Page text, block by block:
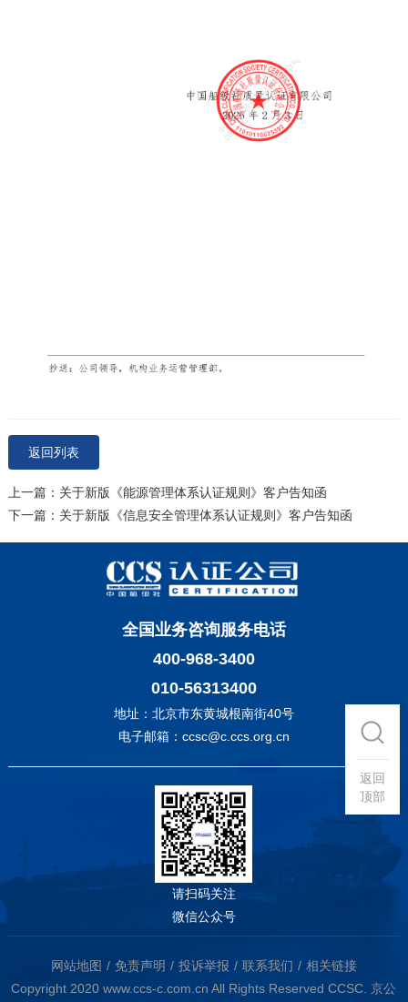
返回列表
上一篇：关于新版《能源管理体系认证规则》客户告知函
下一篇：关于新版《信息安全管理体系认证规则》客户告知函
返回
顶部
全国业务咨询服务电话
400-968-3400
010-56313400
地址：北京市东黄城根南街40号
电子邮箱：ccsc@c.ccs.org.cn
请扫码关注
微信公众号
网站地图 免责声明 投诉举报 联系我们
相关链接
Copyright 2020 www.ccs-c.com.cn All Rights Reserved CCSC.京公